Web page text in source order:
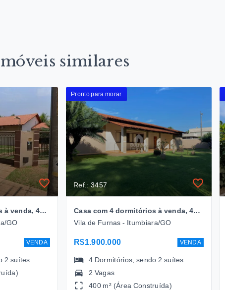
similares
Casa com 4 dormitórios à venda, 400 m², por R$ 1.700.000 - Villa de Furnas - Itumbiara/GO
GO
VENDA
2 suítes
Pronto para morar
Ref.: 3457
Casa com 4 dormitórios à venda, 400 m² por R$ 1.900.000 - Vila de Furnas - Itumbiara/GO
Vila de Furnas - Itumbiara/GO
R$1.900.000 VENDA
4 Dormitórios , sendo 2 suítes
2 Vagas
400 m² (Área Construída)